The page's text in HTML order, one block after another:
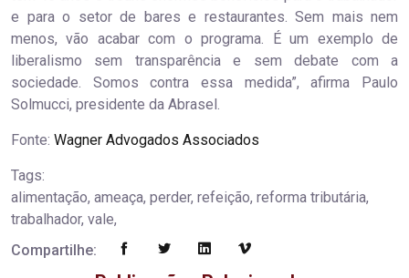
e para o setor de bares e restaurantes. Sem mais nem
menos, vão acabar com o programa. É um exemplo de
liberalismo sem transparência e sem debate com a
sociedade. Somos contra essa medida”, afirma Paulo
Solmucci, presidente da Abrasel.
Fonte: Wagner Advogados Associados
Tags:
alimentação, ameaça, perder, refeição, reforma tributária,
trabalhador, vale,
Compartilhe: